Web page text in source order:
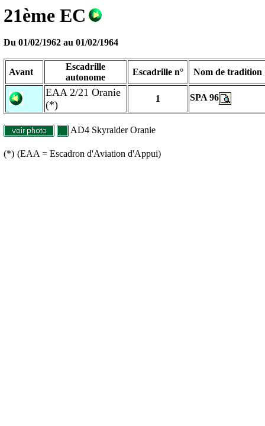
21ème EC
Du 01/02/1962 au 01/02/1964
Avant
Escadrille
autonome
Escadrille n° Nom de tradition
EAA 2/21 Oranie
(*)
1 SPA 96
AD4 Skyraider Oranie
(*) (EAA = Escadron d'Aviation d'Appui)